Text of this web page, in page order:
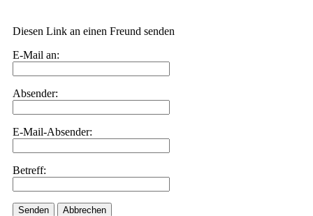
Diesen Link an einen Freund senden
E-Mail an:
Absender:
E-Mail-Absender:
Betreff:
Senden Abbrechen